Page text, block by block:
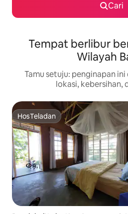
Cari
Tempat berlibur
Wilayah
Tamu setuju: penginapan
lokasi, kebersihan,
HosTeladan
HosTeladan